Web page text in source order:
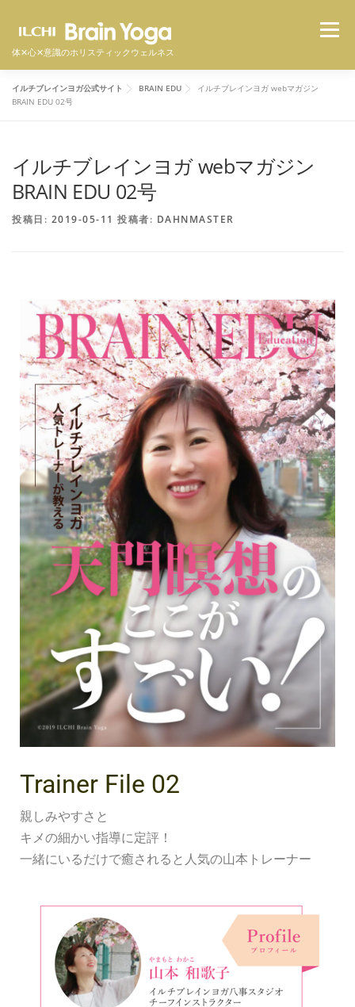
体✕心✕意識のホリスティックウェルネス
メニ
イルチブレインヨガとは
体験者の声 よくある質問 オンラインクラス
体験予約をする
イルチブレインヨガ公式サイト BRAIN EDU
イルチブレインヨガ webマガジン
BRAIN EDU 02号
イルチブレインヨガ webマガジン
BRAIN EDU 02号
投稿日: 2019-05-11 投稿者: DAHNMASTER
Trainer File 02
親しみやすさと
キメの細かい指導に定評！
一緒にいるだけで癒されると人気の山本トレーナー